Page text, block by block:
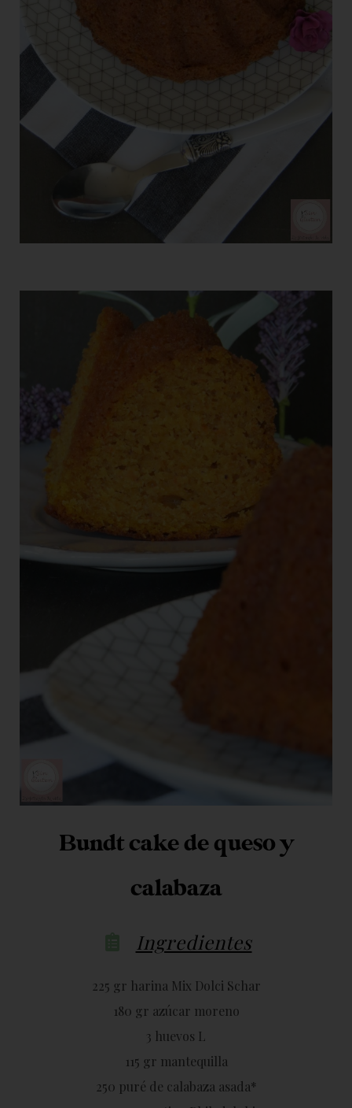
Bundt cake de queso y
calabaza
Ingredientes
225 gr harina Mix Dolci Schar
180 gr azúcar moreno
3 huevos L
115 gr mantequilla
250 puré de calabaza asada*